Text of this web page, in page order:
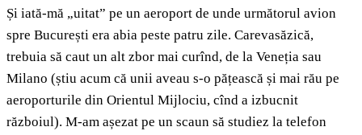
Și iată-mă „uitat” pe un aeroport de unde următorul avion
spre București era abia peste patru zile. Carevasăzică,
trebuia să caut un alt zbor mai curînd, de la Veneția sau
Milano (știu acum că unii aveau s-o pățească și mai rău pe
aeroporturile din Orientul Mijlociu, cînd a izbucnit
războiul). M-am așezat pe un scaun să studiez la telefon